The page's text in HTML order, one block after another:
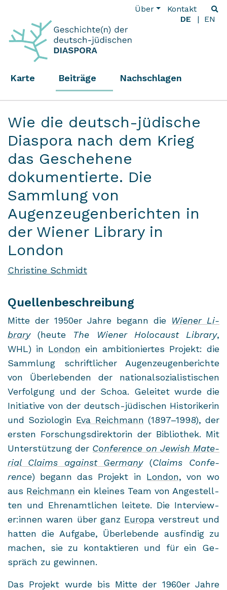
Über
Kontakt
DE
EN
Karte Beiträge Nachschlagen
Wie die deutsch-jüdische
Diaspora nach dem Krieg
das Geschehene
dokumentierte. Die
Sammlung von
Augenzeugenberichten in
der Wiener Library in
London
Christine Schmidt
Quellenbeschreibung
Mitte der 1950er Jahre be­gann die Wie­ner Li­
bra­ry(heute The Wie­ner Ho­lo­caust Li­bra­ry,
WHL) in Lon­don ein am­bi­tio­nier­tes Pro­jekt: die
Samm­lung schrift­li­cher Au­gen­zeu­gen­be­rich­te
von Über­le­ben­den der na­tio­nal­so­zia­lis­ti­schen
Ver­fol­gung und der Schoa. Ge­lei­tet wurde die
In­itia­ti­ve von der deutsch-​jüdischen His­to­ri­ke­rin
und So­zio­lo­gin Eva Reich­mann (1897–1998), der
ers­ten For­schungs­di­rek­to­rin der Bi­blio­thek. Mit
Un­ter­stüt­zung der Con­fe­rence on Je­wish Ma­te­
ri­al Claims against Ger­ma­ny(Claims Con­fe­
rence) be­gann das Pro­jekt in Lon­don, von wo
aus Reich­mann ein klei­nes Team von An­ge­stell­
ten und Eh­ren­amt­li­chen lei­te­te. Die In­ter­view­
er:innen waren über ganz Eu­ro­pa ver­streut und
hat­ten die Auf­ga­be, Über­le­ben­de aus­fin­dig zu
ma­chen, sie zu kon­tak­tie­ren und für ein Ge­
spräch zu ge­win­nen.
Das Pro­jekt wurde bis Mitte der 1960er Jahre